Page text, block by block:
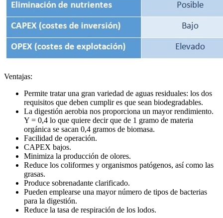
Ventajas:
Permite tratar una gran variedad de aguas residuales: los dos
requisitos que deben cumplir es que sean biodegradables.
La digestión aerobia nos proporciona un mayor rendimiento.
Y = 0,4 lo que quiere decir que de 1 gramo de materia
orgánica se sacan 0,4 gramos de biomasa.
Facilidad de operación.
CAPEX bajos.
Minimiza la producción de olores.
Reduce los coliformes y organismos patógenos, así como las
grasas.
Produce sobrenadante clarificado.
Pueden emplearse una mayor número de tipos de bacterias
para la digestión.
Reduce la tasa de respiración de los lodos.